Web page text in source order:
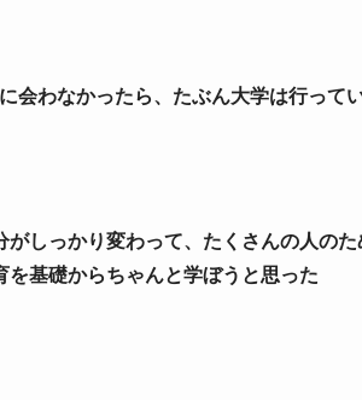
会わなかったら、たぶん大学は行って
がしっかり変わって、たくさんの人の
を基礎からちゃんと学ぼうと思った